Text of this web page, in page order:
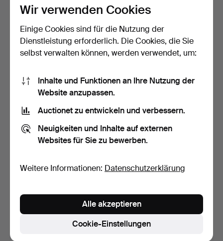
LADENAUFSTELLER.
Läkerol.
Beendet 7. Jun 2026
PFEIFEN. 11 Stk., Hilson,
Ladendisplay.
Beendet 7. Jun 2026
PFEIFEN. 20 Stk., in
Beendet 7. Jun 2026
PFEIFEN. 16 Stk., G Larsen,
Lillehammer.
Beendet 7. Jun 2026
40 Gebote
Wir verwenden Cookies
Einige Cookies sind für die Nutzung der
Dienstleistung erforderlich. Die Cookies, die Sie
selbst verwalten können, werden verwendet, um:
Inhalte und Funktionen an Ihre Nutzung der
Website anzupassen.
Auctionet zu entwickeln und verbessern.
Neuigkeiten und Inhalte auf externen
Websites für Sie zu bewerben.
Weitere Informationen: Datenschutzerklärung
Cookie-Einstellungen
Alle akzeptieren